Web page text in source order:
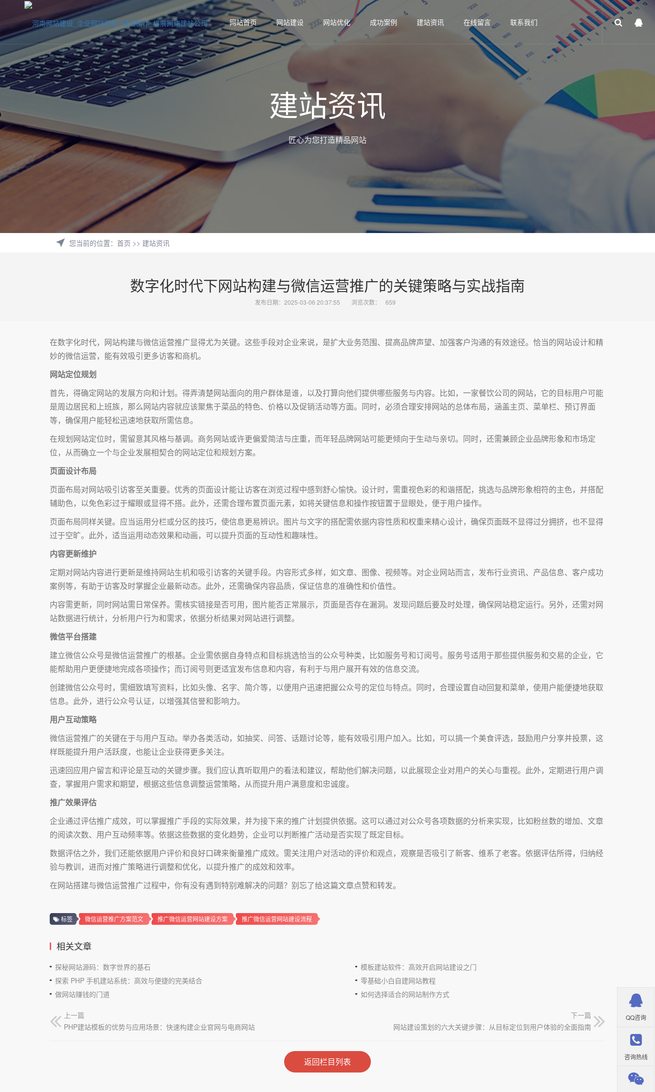
网站首页 网站建设 网站优化 成功案例 建站资讯 在线留言 联系我们
建站资讯
匠心为您打造精品网站
您当前的位置： 首页 >> 建站资讯
数字化时代下网站构建与微信运营推广的关键策略与实战指南
发布日期：2025-03-06 20:37:55 浏览次数： 659
在数字化时代，网站构建与微信运营推广显得尤为关键。这些手段对企业来说，是扩大业务范围、提高品牌声望、加强客户沟通的有效途径。恰当的网站设计和精
妙的微信运营，能有效吸引更多访客和商机。
网站定位规划
首先，得确定网站的发展方向和计划。得弄清楚网站面向的用户群体是谁，以及打算向他们提供哪些服务与内容。比如，一家餐饮公司的网站，它的目标用户可能
是周边居民和上班族，那么网站内容就应该聚焦于菜品的特色、价格以及促销活动等方面。同时，必须合理安排网站的总体布局，涵盖主页、菜单栏、预订界面
等，确保用户能轻松迅速地获取所需信息。
在规划网站定位时，需留意其风格与基调。商务网站或许更偏爱简洁与庄重，而年轻品牌网站可能更倾向于生动与亲切。同时，还需兼顾企业品牌形象和市场定
位，从而确立一个与企业发展相契合的网站定位和规划方案。
页面设计布局
页面布局对网站吸引访客至关重要。优秀的页面设计能让访客在浏览过程中感到舒心愉快。设计时，需重视色彩的和谐搭配，挑选与品牌形象相符的主色，并搭配
辅助色，以免色彩过于耀眼或显得不搭。此外，还需合理布置页面元素，如将关键信息和操作按钮置于显眼处，便于用户操作。
页面布局同样关键。应当运用分栏或分区的技巧，使信息更易辨识。图片与文字的搭配需依据内容性质和权重来精心设计，确保页面既不显得过分拥挤，也不显得
过于空旷。此外，适当运用动态效果和动画，可以提升页面的互动性和趣味性。
内容更新维护
定期对网站内容进行更新是维持网站生机和吸引访客的关键手段。内容形式多样，如文章、图像、视频等。对企业网站而言，发布行业资讯、产品信息、客户成功
案例等，有助于访客及时掌握企业最新动态。此外，还需确保内容品质，保证信息的准确性和价值性。
内容需更新，同时网站需日常保养。需核实链接是否可用，图片能否正常展示，页面是否存在漏洞。发现问题后要及时处理，确保网站稳定运行。另外，还需对网
站数据进行统计，分析用户行为和需求，依据分析结果对网站进行调整。
微信平台搭建
建立微信公众号是微信运营推广的根基。企业需依据自身特点和目标挑选恰当的公众号种类，比如服务号和订阅号。服务号适用于那些提供服务和交易的企业，它
能帮助用户更便捷地完成各项操作；而订阅号则更适宜发布信息和内容，有利于与用户展开有效的信息交流。
创建微信公众号时，需细致填写资料，比如头像、名字、简介等，以便用户迅速把握公众号的定位与特点。同时，合理设置自动回复和菜单，使用户能便捷地获取
信息。此外，进行公众号认证，以增强其信誉和影响力。
用户互动策略
微信运营推广的关键在于与用户互动。举办各类活动，如抽奖、问答、话题讨论等，能有效吸引用户加入。比如，可以搞一个美食评选，鼓励用户分享并投票，这
样既能提升用户活跃度，也能让企业获得更多关注。
迅速回应用户留言和评论是互动的关键步骤。我们应认真听取用户的看法和建议，帮助他们解决问题，以此展现企业对用户的关心与重视。此外，定期进行用户调
查，掌握用户需求和期望，根据这些信息调整运营策略，从而提升用户满意度和忠诚度。
推广效果评估
企业通过评估推广成效，可以掌握推广手段的实际效果，并为接下来的推广计划提供依据。这可以通过对公众号各项数据的分析来实现，比如粉丝数的增加、文章
的阅读次数、用户互动频率等。依据这些数据的变化趋势，企业可以判断推广活动是否实现了既定目标。
数据评估之外，我们还能依据用户评价和良好口碑来衡量推广成效。需关注用户对活动的评价和观点，观察是否吸引了新客、维系了老客。依据评估所得，归纳经
验与教训，进而对推广策略进行调整和优化，以提升推广的成效和效率。
在网站搭建与微信运营推广过程中，你有没有遇到特别难解决的问题？别忘了给这篇文章点赞和转发。
标签 微信运营推广方案范文 推广微信运营网站建设方案 推广微信运营网站建设流程
相关文章
探秘网站源码：数字世界的基石
模板建站软件：高效开启网站建设之门
探索 PHP 手机建站系统：高效与便捷的完美结合
零基础小白自建网站教程
做网站赚钱的门道
如何选择适合的网站制作方式
上一篇
PHP建站模板的优势与应用场景：快速构建企业官网与电商网站
下一篇
网站建设策划的六大关键步骤：从目标定位到用户体验的全面指南
返回栏目列表
QQ咨询
咨询热线